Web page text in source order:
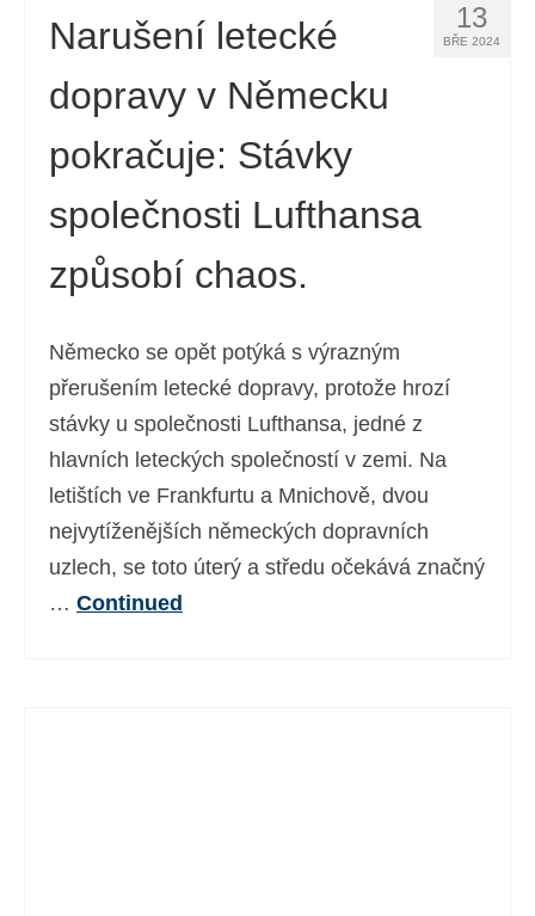
13
BŘE 2024
Narušení letecké
dopravy v Německu
pokračuje: Stávky
společnosti Lufthansa
způsobí chaos.
Německo se opět potýká s výrazným
přerušením letecké dopravy, protože hrozí
stávky u společnosti Lufthansa, jedné z
hlavních leteckých společností v zemi. Na
letištích ve Frankfurtu a Mnichově, dvou
nejvytíženějších německých dopravních
uzlech, se toto úterý a středu očekává značný
… Continued